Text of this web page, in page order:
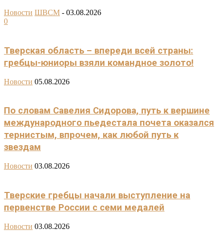
Новости ШВСМ - 03.08.2026
0
Тверская область – впереди всей страны:
гребцы-юниоры взяли командное золото!
Новости 05.08.2026
По словам Савелия Сидорова, путь к вершине
международного пьедестала почета оказался
тернистым, впрочем, как любой путь к
звездам
Новости 03.08.2026
Тверские гребцы начали выступление на
первенстве России с семи медалей
Новости 03.08.2026